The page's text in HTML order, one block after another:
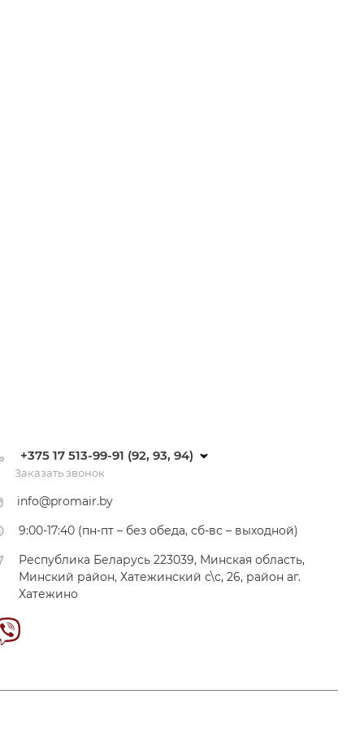
+375 17 513-99-91 (92, 93, 94)
Заказать звонок
info@promair.by
9:00-17:40 (пн-пт – без обеда, сб-вс – выходной)
Республика Беларусь 223039, Минская область,
Минский район, Хатежинский с\с, 26, район аг.
Хатежино